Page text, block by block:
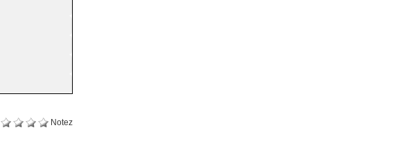
Notez